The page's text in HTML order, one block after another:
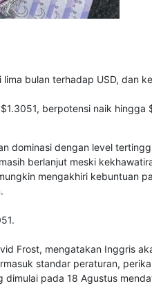
bulan terhadap USD, dan
berpotensi naik hingga
dominasi dengan level
berlanjut meski
mengakhiri kebuntuan
Frost, mengatakan Inggris
standar peraturan,
pada 18 Agustus